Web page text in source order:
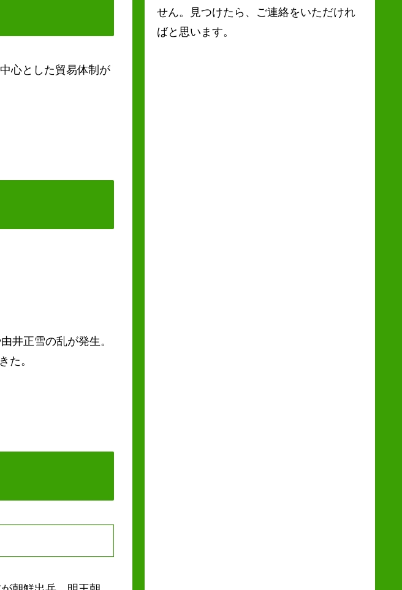
心とした貿易体制が
井正雪の乱が発生。
た。
せん。見つけたら、ご連絡をいただけれ
ばと思います。